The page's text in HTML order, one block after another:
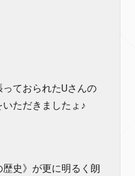
ておられたUさんの
ただきましたょ♪
史》が更に明るく朗